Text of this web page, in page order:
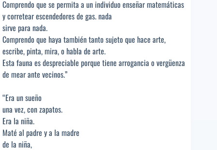
Comprendo que se permita a un individuo enseñar matemáticas
y corretear escendedores de gas. nada
sirve para nada.
Comprendo que haya también tanto sujeto que hace arte,
escribe, pinta, mira, o habla de arte.
Esta fauna es despreciable porque tiene arrogancia o vergüenza
de mear ante vecinos.”
“Era un sueño
una vez, con zapatos.
Era la niña.
Maté al padre y a la madre
de la niña,